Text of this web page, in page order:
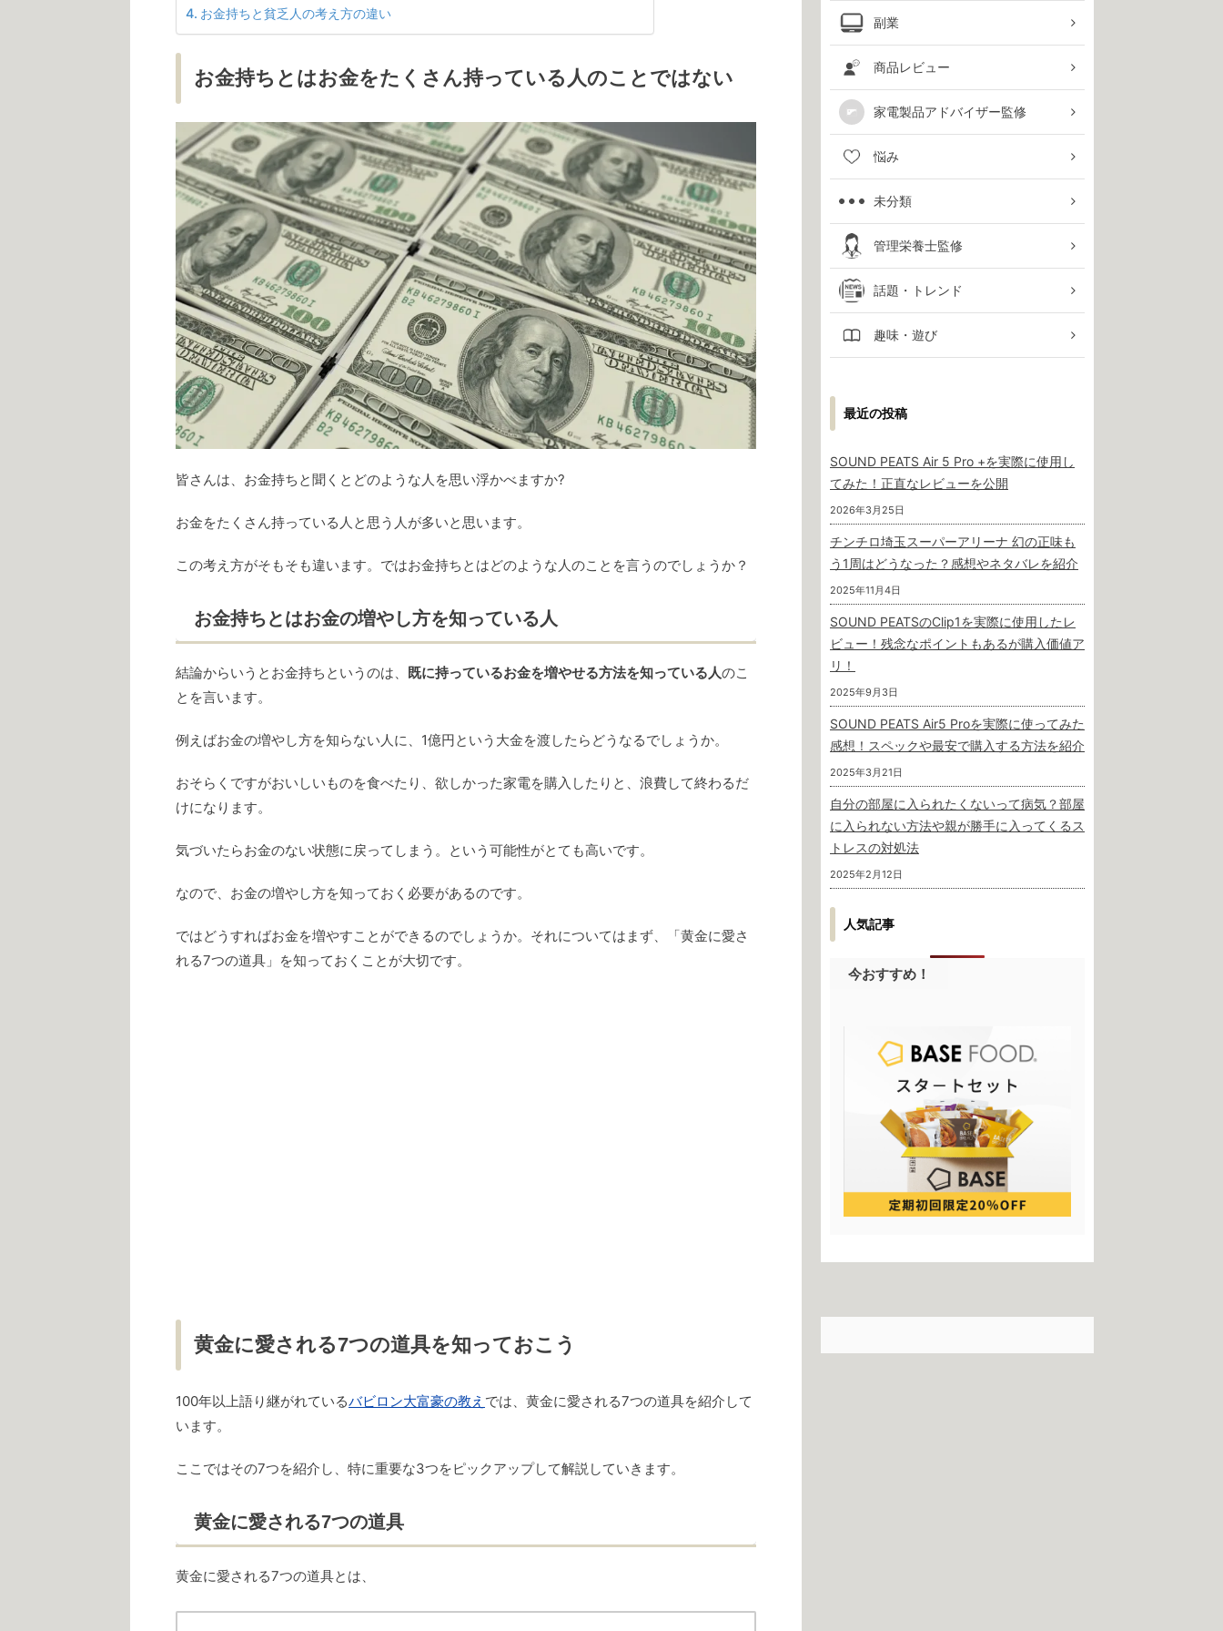
お金持ちと貧乏人の考え方の違い
お金持ちとはお金をたくさん持っている人のことではない
皆さんは、お金持ちと聞くとどのような人を思い浮かべますか?
お金をたくさん持っている人と思う人が多いと思います。
この考え方がそもそも違います。ではお金持ちとはどのような人のことを言うのでしょうか？
お金持ちとはお金の増やし方を知っている人
結論からいうとお金持ちというのは、 既に持っているお金を増やせる方法を知っている人のこ
とを言います。
例えばお金の増やし方を知らない人に、1億円という大金を渡したらどうなるでしょうか。
おそらくですがおいしいものを食べたり、欲しかった家電を購入したりと、浪費して終わるだ
けになります。
気づいたらお金のない状態に戻ってしまう。という可能性がとても高いです。
なので、お金の増やし方を知っておく必要があるのです。
ではどうすればお金を増やすことができるのでしょうか。それについてはまず、「黄金に愛さ
れる7つの道具」を知っておくことが大切です。
黄金に愛される7つの道具を知っておこう
100年以上語り継がれているバビロン大富豪の教え では、黄金に愛される7つの道具を紹介して
います。
ここではその7つを紹介し、特に重要な3つをピックアップして解説していきます。
黄金に愛される7つの道具
黄金に愛される7つの道具とは、
副業
商品レビュー
家電製品アドバイザー監修
悩み
未分類
管理栄養士監修
話題・トレンド
趣味・遊び
最近の投稿
SOUND PEATS Air 5 Pro +を実際に使用し
てみた！正直なレビューを公開
2026年3月25日
チンチロ埼玉スーパーアリーナ 幻の正味も
う1周はどうなった？感想やネタバレを紹介
2025年11月4日
SOUND PEATSのClip1を実際に使用したレ
ビュー！残念なポイントもあるが購入価値ア
リ！
2025年9月3日
SOUND PEATS Air5 Proを実際に使ってみた
感想！スペックや最安で購入する方法を紹介
2025年3月21日
自分の部屋に入られたくないって病気？部屋
に入られない方法や親が勝手に入ってくるス
トレスの対処法
2025年2月12日
人気記事
今おすすめ！